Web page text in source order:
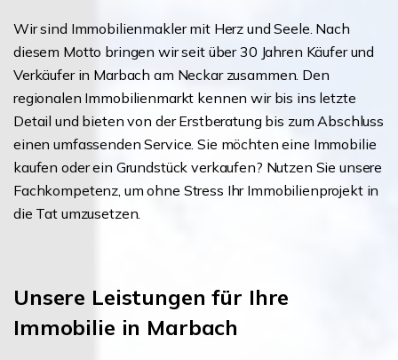
Wir sind Immobilienmakler mit Herz und Seele. Nach
diesem Motto bringen wir seit über 30 Jahren Käufer und
Verkäufer in Marbach am Neckar zusammen. Den
regionalen Immobilienmarkt kennen wir bis ins letzte
Detail und bieten von der Erstberatung bis zum Abschluss
einen umfassenden Service. Sie möchten eine Immobilie
kaufen oder ein Grundstück verkaufen? Nutzen Sie unsere
Fachkompetenz, um ohne Stress Ihr Immobilienprojekt in
die Tat umzusetzen.
Unsere Leistungen für Ihre
Immobilie in Marbach